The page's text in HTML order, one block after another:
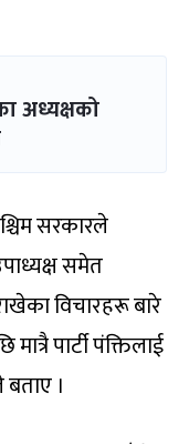
अध्यक्षको
सरकारले
समेत
विचारहरू बारे
पार्टी पंक्तिलाई
।